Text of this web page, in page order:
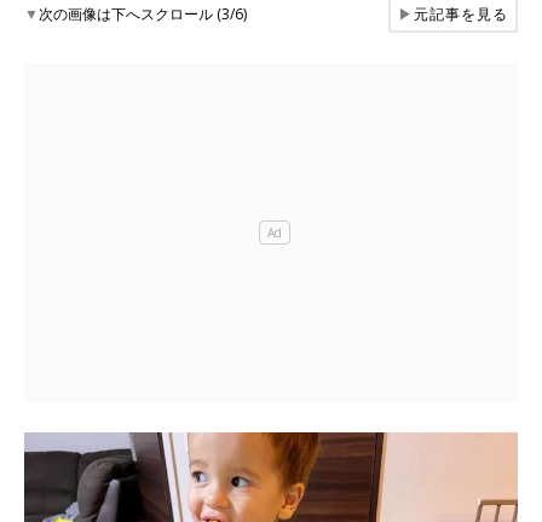
▼次の画像は下へスクロール (3/6) ▶元記事を見る